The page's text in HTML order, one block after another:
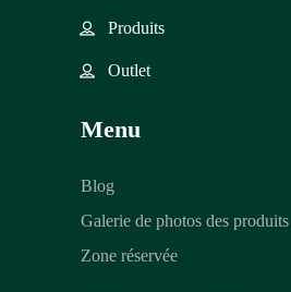
Produits
Outlet
Menu
Blog
Galerie de photos des produits
Zone réservée